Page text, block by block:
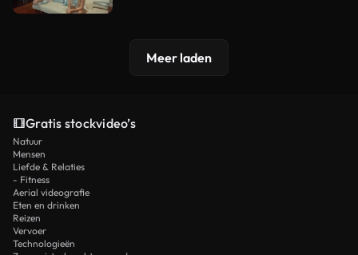
Meer laden
Gratis stockvideo’s
Natuur
Mensen
Liefde & Relaties
- Fitness
Aerial videografie
Eten en drinken
Reizen
Vervoer
Technologieën